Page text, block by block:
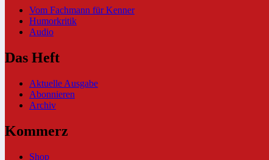
Vom Fachmann für Kenner
Humorkritik
Audio
Das Heft
Aktuelle Ausgabe
Abonnieren
Archiv
Kommerz
Shop